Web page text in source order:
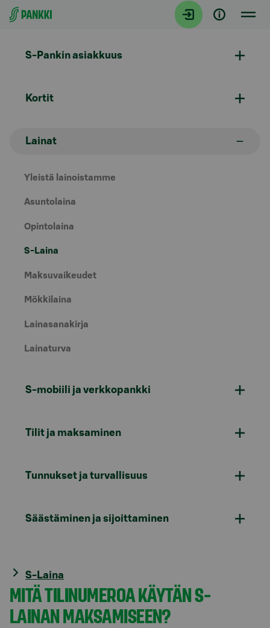
Siirry suoraan sisältöön
S-Pankin asiakkuus
Kortit
Lainat
Yleistä lainoistamme
Asuntolaina
Opintolaina
S-Laina
Maksuvaikeudet
Mökkilaina
Lainasanakirja
Lainaturva
S-mobiili ja verkkopankki
Tilit ja maksaminen
Tunnukset ja turvallisuus
Säästäminen ja sijoittaminen
S-Laina
MITÄ TILINUMEROA KÄYTÄN S-
LAINAN MAKSAMISEEN?